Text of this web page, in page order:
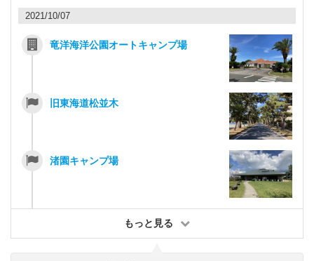
2021/10/07
竜洋海洋公園オートキャンプ場
旧東海道松並木
渚園キャンプ場
もっと見る